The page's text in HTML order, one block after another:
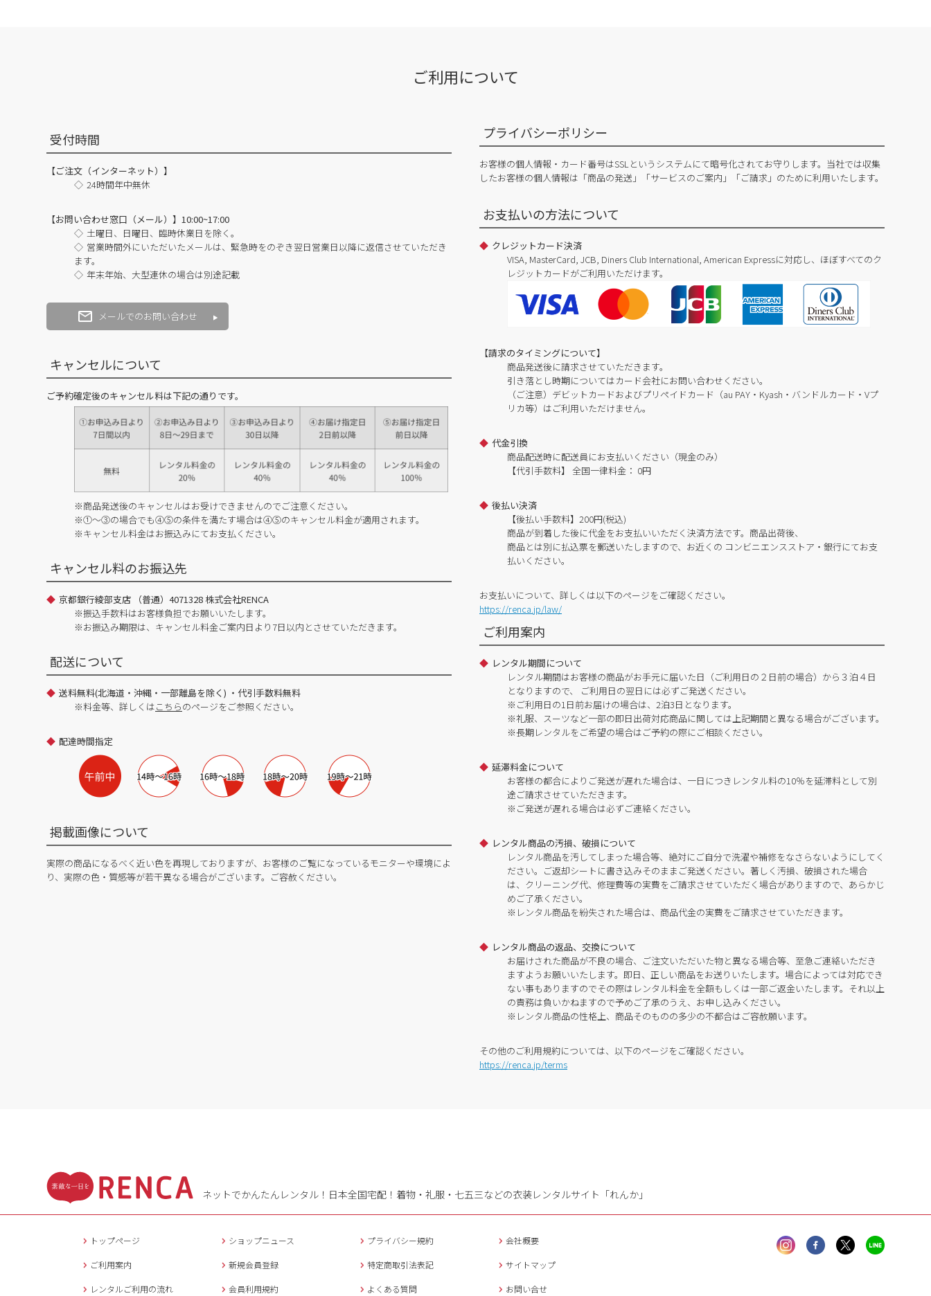
ご利用について
受付時間
【ご注文（インターネット）】
24時間年中無休
【お問い合わせ窓口（メール）】10:00~17:00
土曜日、日曜日、臨時休業日を除く。
営業時間外にいただいたメールは、緊急時をのぞき翌日営業日以降に返信させていただき
ます。
年末年始、大型連休の場合は別途記載
メールでのお問い合わせ
キャンセルについて
ご予約確定後のキャンセル料は下記の通りです。
※商品発送後のキャンセルはお受けできませんのでご注意ください。
※①～③の場合でも④⑤の条件を満たす場合は④⑤のキャンセル料金が適用されます。
※キャンセル料金はお振込みにてお支払ください。
キャンセル料のお振込先
京都銀行綾部支店 （普通）4071328 株式会社RENCA
※振込手数料はお客様負担でお願いいたします。
※お振込み期限は、キャンセル料金ご案内日より7日以内とさせていただきます。
配送について
送料無料(北海道・沖縄・一部離島を除く) ・代引手数料無料
※料金等、詳しくはこちらのページをご参照ください。
配達時間指定
掲載画像について
実際の商品になるべく近い色を再現しておりますが、お客様のご覧になっているモニターや環境によ
り、実際の色・質感等が若干異なる場合がございます。ご容赦ください。
プライバシーポリシー
お客様の個人情報・カード番号はSSLというシステムにて暗号化されてお守りします。当社では収集
したお客様の個人情報は「商品の発送」「サービスのご案内」「ご請求」のために利用いたします。
お支払いの方法について
クレジットカード決済
VISA, MasterCard, JCB, Diners Club International, American Expressに対応し、ほぼすべてのク
レジットカードがご利用いただけます。
【請求のタイミングについて】
商品発送後に請求させていただきます。
引き落とし時期についてはカード会社にお問い合わせください。
（ご注意）デビットカードおよびプリペイドカード（au PAY・Kyash・バンドルカード・Vプ
リカ等）はご利用いただけません。
代金引換
商品配送時に配送員にお支払いください（現金のみ）
【代引手数料】 全国一律料金： 0円
後払い決済
【後払い手数料】200円(税込)
商品が到着した後に代金をお支払いいただく決済方法です。商品出荷後、
商品とは別に払込票を郵送いたしますので、お近くの コンビニエンスストア・銀行にてお支
払いください。
お支払いについて、詳しくは以下のページをご確認ください。
https://renca.jp/law/
ご利用案内
レンタル期間について
レンタル期間はお客様の商品がお手元に届いた日（ご利用日の２日前の場合）から３泊４日
となりますので、 ご利用日の翌日には必ずご発送ください。
※ご利用日の1日前お届けの場合は、2泊3日となります。
※礼服、スーツなど一部の即日出荷対応商品に関しては上記期間と異なる場合がございます。
※長期レンタルをご希望の場合はご予約の際にご相談ください。
延滞料金について
お客様の都合によりご発送が遅れた場合は、一日につきレンタル料の10％を延滞料として別
途ご請求させていただきます。
※ご発送が遅れる場合は必ずご連絡ください。
レンタル商品の汚損、破損について
レンタル商品を汚してしまった場合等、絶対にご自分で洗濯や補修をなさらないようにしてく
ださい。ご返却シートに書き込みそのままご発送ください。著しく汚損、破損された場合
は、クリーニング代、修理費等の実費をご請求させていただく場合がありますので、あらかじ
めご了承ください。
※レンタル商品を紛失された場合は、商品代金の実費をご請求させていただきます。
レンタル商品の返品、交換について
お届けされた商品が不良の場合、ご注文いただいた物と異なる場合等、至急ご連絡いただき
ますようお願いいたします。即日、正しい商品をお送りいたします。場合によっては対応でき
ない事もありますのでその際はレンタル料金を全額もしくは一部ご返金いたします。それ以上
の責務は負いかねますので予めご了承のうえ、お申し込みください。
※レンタル商品の性格上、商品そのものの多少の不都合はご容赦願います。
その他のご利用規約については、以下のページをご確認ください。
https://renca.jp/terms
ネットでかんたんレンタル！日本全国宅配！ 着物・礼服・七五三などの衣装レンタルサイト「れんか」
トップページ ショップニュース プライバシー規約 会社概要
ご利用案内 新規会員登録 特定商取引法表記 サイトマップ
レンタルご利用の流れ 会員利用規約 よくある質問 お問い合せ